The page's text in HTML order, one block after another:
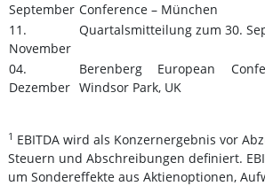
September Conference – München
11.
November
Quartalsmitteilung zum 30.
04.
Dezember
Berenberg European
Windsor Park, UK
1 EBITDA wird als Konzernergebnis vor
Steuern und Abschreibungen definiert.
um Sondereffekte aus Aktienoptionen,